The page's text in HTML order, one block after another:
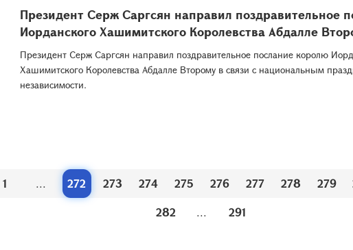
Президент Серж Саргсян направил поздравительное
Иорданского Хашимитского Королевства Абдалле
Президент Серж Саргсян направил поздравительное послание королю
Хашимитского Королевства Абдалле Второму в связи с национальным
независимости.
1 ... 272 273 274 275 276 277 278 279
282
... 291